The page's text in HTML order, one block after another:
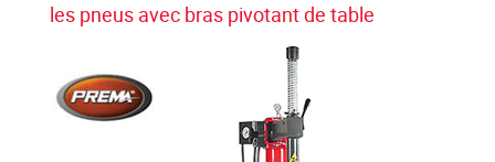
les pneus avec bras pivotant de table